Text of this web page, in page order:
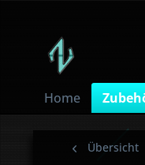
Home
Übersicht